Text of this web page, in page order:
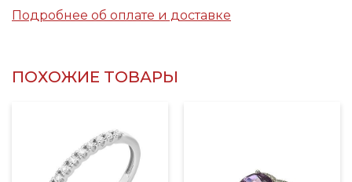
Подробнее об оплате и доставке
ПОХОЖИЕ ТОВАРЫ